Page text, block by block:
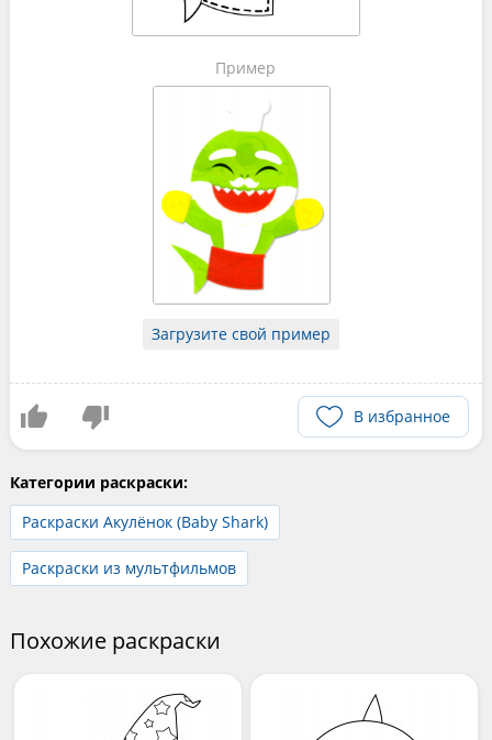
Пример
Загрузите свой пример
В избранное
Категории раскраски:
Раскраски Акулёнок (Baby Shark)
Раскраски из мультфильмов
Похожие раскраски